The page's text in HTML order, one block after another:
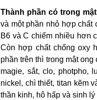
Thành phần có trong
và một phần nhỏ hợp chất
B6 và C chiếm nhiều hơn
Còn hợp chất chống oxy
phần trên thì trong mật
magie, sắt, clo, photpho,
nickel, chì thiết, titan kẽm
thần kinh, hô hấp và sinh